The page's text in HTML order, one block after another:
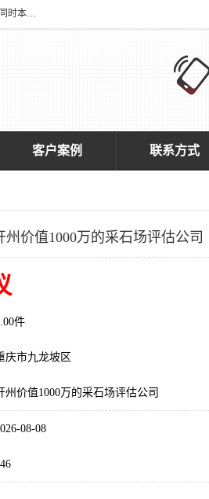
海润资产评估有限公司有养殖场评估,养殖场资产评估,花卉苗圃资产评估,森林林地资产评估,采石场资产评估,企业整体资产评估,固定资产评估；同时本司与全国多家着名评估机构、拆迁法律咨询律师、征收拆迁办、以及评估院校合作，以便为顾客提供有价值的服务。
客户案例 联系方式
州价值1000万的采石场评估公司
件
庆市九龙坡区
州价值1000万的采石场评估公司
08-08